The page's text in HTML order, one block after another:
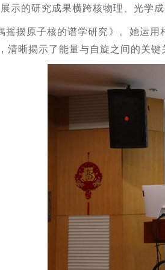
示的研究成果横跨核物理、光学
摇摆原子核的谱学研究》。她运
清晰揭示了能量与自旋之间的关